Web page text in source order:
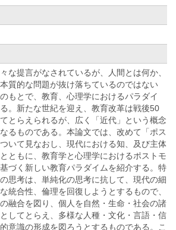
な提言がなされているが、人間とは何か、
質的な問題が抜け落ちているのではない
もとで、教育、心理学におけるパラダイ
。新たな世紀を迎え、教育改革は戦後50
とらえられるが、広く「近代」という概念
るものである。本論文では、改めて「ポス
いて見なおし、現代における知、及び主体
ともに、教育学と心理学におけるポストモ
づく新しい教育パラダイムを紹介する。特
思考は、単純化の思考に抗して、現代の細
統合性、倫理を回復しようとするもので、
融合を図り、個人を自然・生命・社会の諸
してとらえ、多様な人種・文化・言語・信
意識の形成を図ろうとするものである。こ